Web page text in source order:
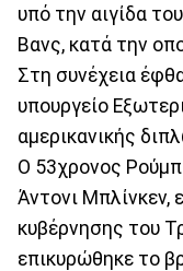
υπό την αιγίδα
Βανς, κατά την
Στη συνέχεια
υπουργείο
αμερικανικής
Ο 53χρονος
Άντονι Μπλίνκεν,
κυβέρνησης του
επικυρώθηκε το